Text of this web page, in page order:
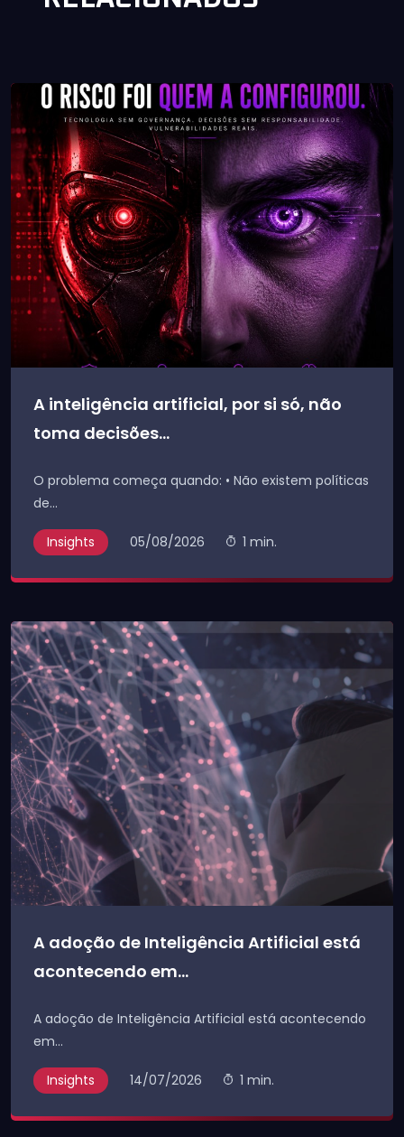
A inteligência artificial, por si só, não
toma decisões...
O problema começa quando: • Não existem políticas
de...
Insights 05/08/2026 1 min.
A adoção de Inteligência Artificial está
acontecendo em...
A adoção de Inteligência Artificial está acontecendo
em...
Insights 14/07/2026 1 min.